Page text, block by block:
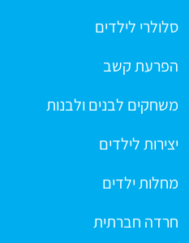
סלולרי לילדים
הפרעת קשב
משחקים לבנים ולבנות
יצירות לילדים
מחלות ילדים
חרדה חברתית